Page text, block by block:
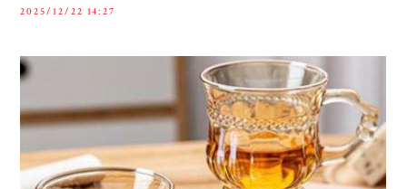
2025/12/22 14:27